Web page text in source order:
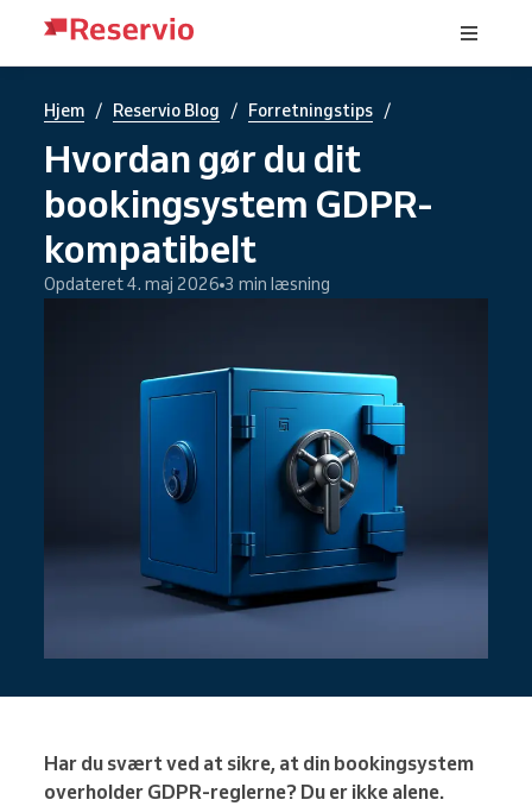
Hjem / Reservio Blog / Forretningstips /
Hvordan gør du dit
bookingsystem GDPR-
kompatibelt
Opdateret 4. maj 2026 3 min læsning
Har du svært ved at sikre, at din bookingsystem
overholder GDPR-reglerne? Du er ikke alene.